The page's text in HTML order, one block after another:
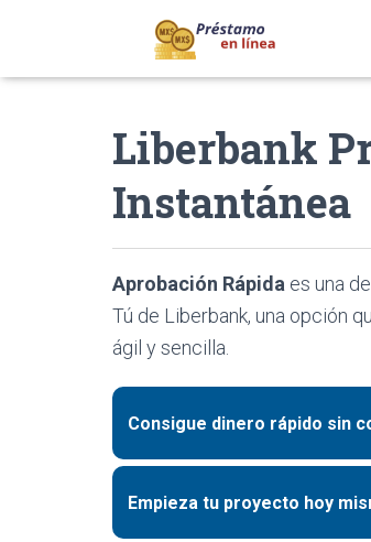
Liberbank
Instantánea
Aprobación Rápida es una
Tú de Liberbank, una opción
ágil y sencilla.
Consigue dinero rápido sin
Empieza tu proyecto hoy